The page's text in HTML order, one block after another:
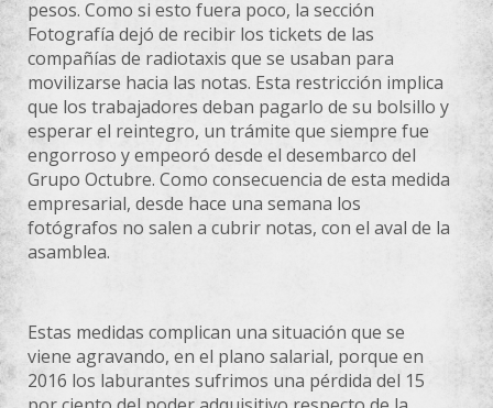
pesos. Como si esto fuera poco, la sección
Fotografía dejó de recibir los tickets de las
compañías de radiotaxis que se usaban para
movilizarse hacia las notas. Esta restricción implica
que los trabajadores deban pagarlo de su bolsillo y
esperar el reintegro, un trámite que siempre fue
engorroso y empeoró desde el desembarco del
Grupo Octubre. Como consecuencia de esta medida
empresarial, desde hace una semana los
fotógrafos no salen a cubrir notas, con el aval de la
asamblea.
Estas medidas complican una situación que se
viene agravando, en el plano salarial, porque en
2016 los laburantes sufrimos una pérdida del 15